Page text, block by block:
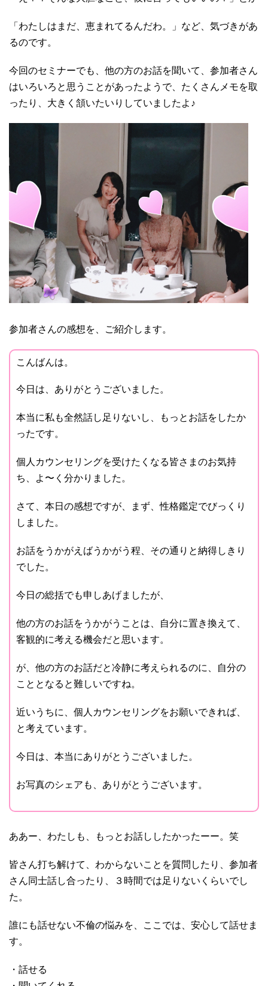
「わたしはまだ、恵まれてるんだわ。」など、気づきがあ
るのです。
今回のセミナーでも、他の方のお話を聞いて、参加者さん
はいろいろと思うことがあったようで、たくさんメモを取
ったり、大きく頷いたいりしていましたよ♪
参加者さんの感想を、ご紹介します。
こんばんは。
今日は、ありがとうございました。
本当に私も全然話し足りないし、もっとお話をしたか
ったです。
個人カウンセリングを受けたくなる皆さまのお気持
ち、よ〜く分かりました。
さて、本日の感想ですが、まず、性格鑑定でびっくり
しました。
お話をうかがえばうかがう程、その通りと納得しきり
でした。
今日の総括でも申しあげましたが、
他の方のお話をうかがうことは、自分に置き換えて、
客観的に考える機会だと思います。
が、他の方のお話だと冷静に考えられるのに、自分の
こととなると難しいですね。
近いうちに、個人カウンセリングをお願いできれば、
と考えています。
今日は、本当にありがとうございました。
お写真のシェアも、ありがとうございます。
ああー、わたしも、もっとお話ししたかったーー。笑
皆さん打ち解けて、わからないことを質問したり、参加者
さん同士話し合ったり、３時間では足りないくらいでし
た。
誰にも話せない不倫の悩みを、ここでは、安心して話せま
す。
・話せる